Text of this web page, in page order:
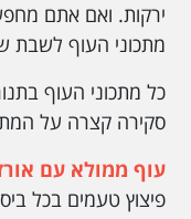
ירקות. ואם אתם
מתכוני העוף לשבת
כל מתכוני העוף
סקירה קצרה על
עוף ממולא עם
פיצוץ טעמים בכל